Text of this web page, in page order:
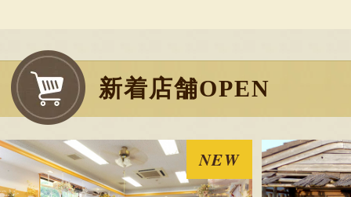
お客様の声 1件
発送時期：通年
発送目安：3～5日
賞味期限：切身／
一本物／出荷日よ
新着店舗OPEN
NEW